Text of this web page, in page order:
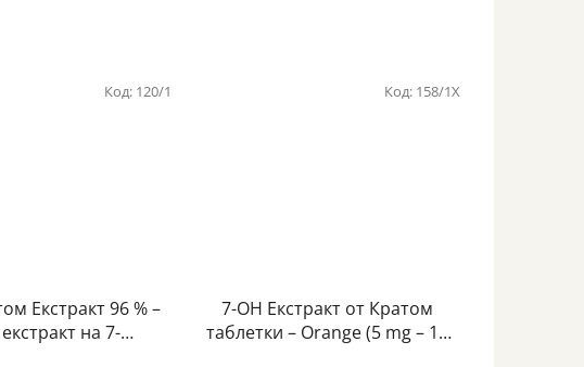
Екстракт 96 % –
на 7-
Код: 120/1
7-OH Екстракт от Кратом
таблетки – Orange (5 mg – 15
Код: 158/1X